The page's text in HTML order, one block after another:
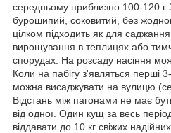
середньому приблизно 100-120 г
бурошипий, соковитий, без
цілком підходить як для саджання
вирощування в теплицях або
спорудах. На розсаду насіння
Коли на пабігу з'являться перші
можна висаджувати на вулицю
Відстань між пагонами не має
від одної. Один кущ за весь
віддавати до 10 кг свіжих